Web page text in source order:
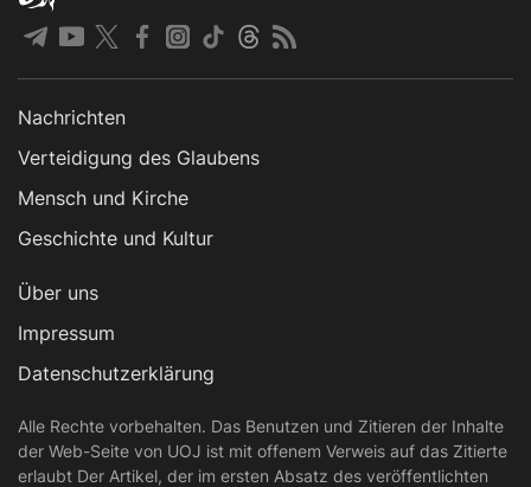
Nachrichten
Verteidigung des Glaubens
Mensch und Kirche
Geschichte und Kultur
Über uns
Impressum
Datenschutzerklärung
Alle Rechte vorbehalten. Das Benutzen und Zitieren der Inhalte
der Web-Seite von UOJ ist mit offenem Verweis auf das Zitierte
erlaubt Der Artikel, der im ersten Absatz des veröffentlichten